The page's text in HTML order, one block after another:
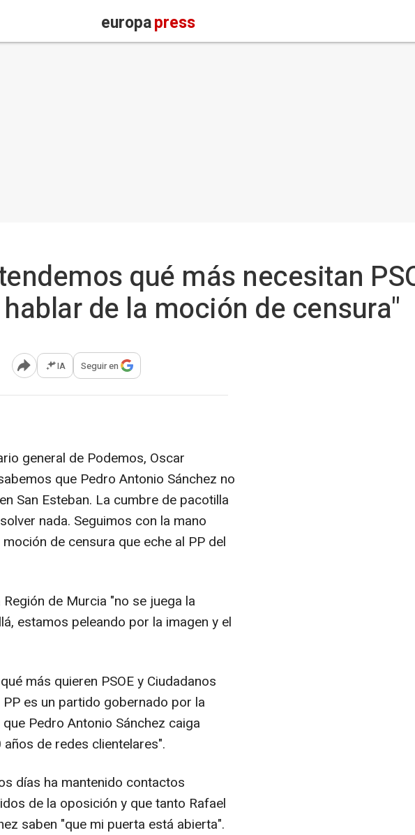
europapress
qué más necesitan
de la moción de censura"
Abrir opciones para compartir
IA Seguir en
general de Podemos, Oscar
que Pedro Antonio Sánchez no
San Esteban. La cumbre de pacotilla
nada. Seguimos con la mano
de censura que eche al PP del
de Murcia "no se juega la
estamos peleando por la imagen y el
más quieren PSOE y Ciudadanos
es un partido gobernado por la
Pedro Antonio Sánchez caiga
de redes clientelares".
días ha mantenido contactos
de la oposición y que tanto Rafael
saben "que mi puerta está abierta".